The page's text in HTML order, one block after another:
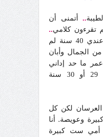
..أتمنى أن
تقرءون كلامي..
أنا بنت مسلمة آنسة عندي 40 سنة لم
من الجمال وأبان
ما حد إداني
سني خالص يا دوب 29 أو 30 سنة
العرسان لكن كل
وعويصة. أنا
أمي ست كبيرة